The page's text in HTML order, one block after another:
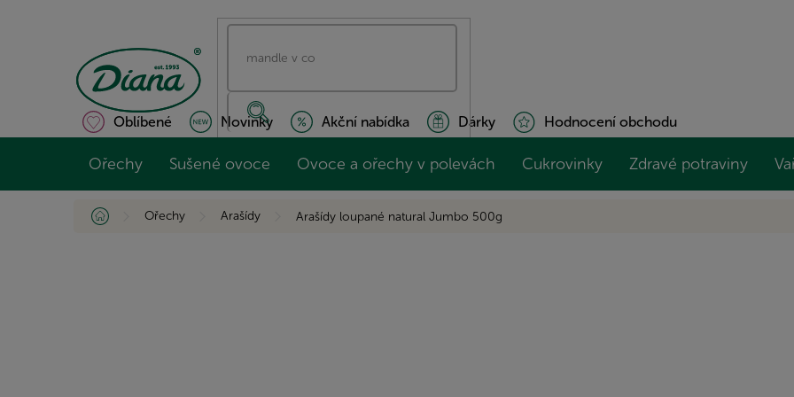
Oblíbené Novinky Akční nabídka Dárky Hodnocení obchodu
Ořechy Sušené ovoce Ovoce a ořechy v polevách Cukrovinky Zdravé potraviny
Domů Ořechy Arašídy Arašídy loupané natural Jumbo 500g